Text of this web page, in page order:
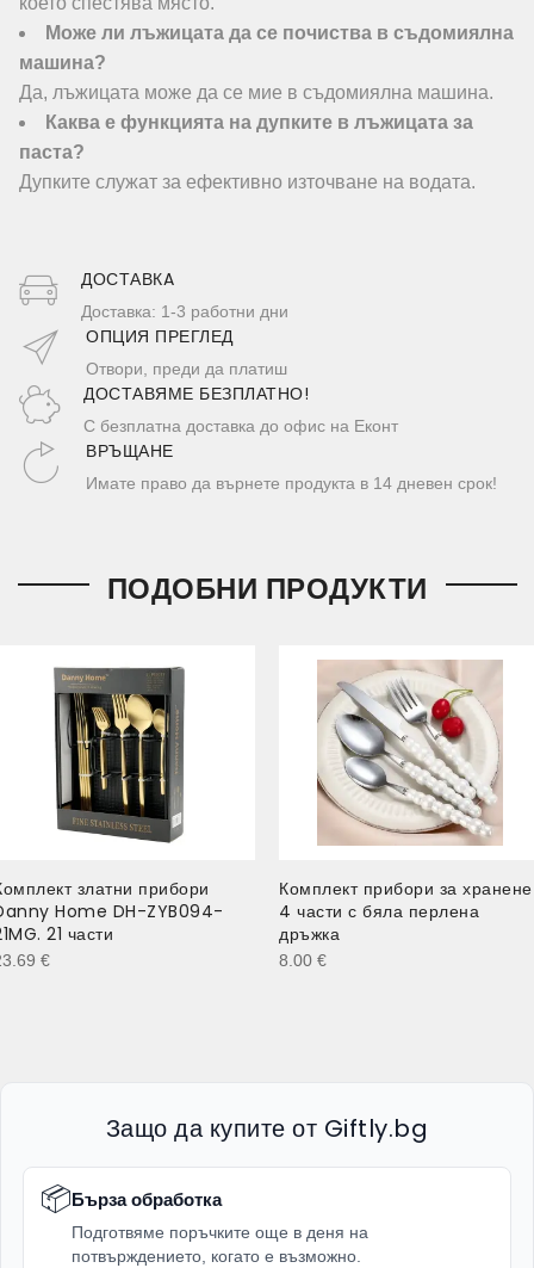
Може ли лъжицата да се почиства в съдомиялна
машина?
Да, лъжицата може да се мие в съдомиялна машина.
Каква е функцията на дупките в лъжицата за
паста?
Дупките служат за ефективно източване на водата.
ДОСТАВКA
Доставка: 1-3 работни дни
ОПЦИЯ ПРЕГЛЕД
Отвори, преди да платиш
ДОСТАВЯМЕ БЕЗПЛАТНО!
С безплатна доставка до офис на Еконт
ВРЪЩАНЕ
Имате право да върнете продукта в 14 дневен срок!
ПОДОБНИ ПРОДУКТИ
златни прибори
Home DH-ZYB094-
21 части
€
Комплект прибори за хранене
4 части с бяла перлена
дръжка
8.00 €
Защо да купите от Giftly.bg
📦Бърза обработка
Подготвяме поръчките още в деня на
потвърждението, когато е възможно.